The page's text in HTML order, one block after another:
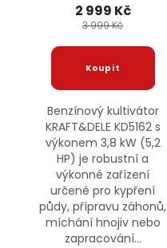
2 999 Kč
3 999 Kč
Benzínový kultivátor
KRAFT&DELE KD5162 s
výkonem 3,8 kW (5,2
HP) je robustní a
výkonné zařízení
určené pro kypření
půdy, přípravu záhonů,
míchání hnojiv nebo
zapracování...